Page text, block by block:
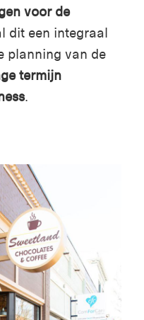
voor de
dit een integraal
planning van de
termijn
.